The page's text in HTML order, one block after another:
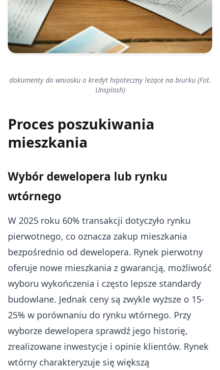
dokumenty do wniosku o kredyt hipoteczny leżące na biurku (Fot.
Unsplash)
Proces poszukiwania
mieszkania
Wybór dewelopera lub rynku
wtórnego
W 2025 roku 60% transakcji dotyczyło rynku
pierwotnego, co oznacza zakup mieszkania
bezpośrednio od dewelopera. Rynek pierwotny
oferuje nowe mieszkania z gwarancją, możliwość
wyboru wykończenia i często lepsze standardy
budowlane. Jednak ceny są zwykle wyższe o 15-
25% w porównaniu do rynku wtórnego. Przy
wyborze dewelopera sprawdź jego historię,
zrealizowane inwestycje i opinie klientów. Rynek
wtórny charakteryzuje się większą